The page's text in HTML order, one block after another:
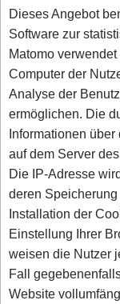
Dieses Angebot
Software zur
Matomo
Computer der
Analyse der
ermöglichen. Die
Informationen
auf dem Server
Die IP-Adresse
deren
Installation der
Einstellung Ihrer
weisen die Nutzer
Fall
Website